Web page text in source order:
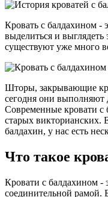
Кровать с балдахином -
выделиться и
существуют уже много
Шторы, закрывающие
сегодня они
Современные кровати с
старых викторианских.
балдахин, у нас есть
Что такое
Кровати с балдахином -
соединительной рамой.